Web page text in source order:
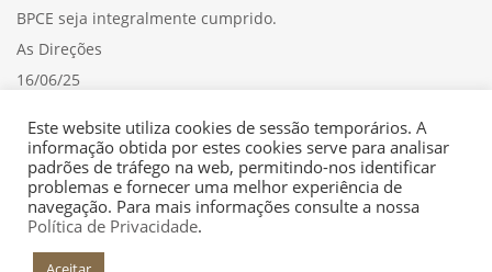
BPCE seja integralmente cumprido.
As Direções
16/06/25
Este website utiliza cookies de sessão temporários. A
informação obtida por estes cookies serve para analisar
padrões de tráfego na web, permitindo-nos identificar
problemas e fornecer uma melhor experiência de
navegação. Para mais informações consulte a nossa
Política de Privacidade.